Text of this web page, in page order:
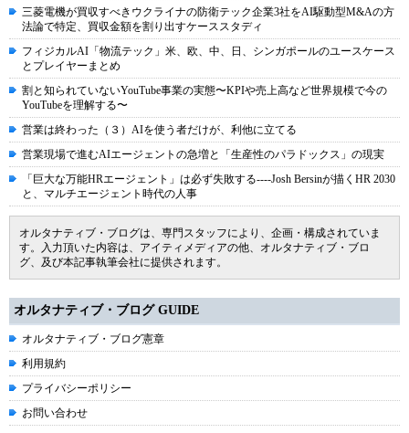
三菱電機が買収すべきウクライナの防衛テック企業3社をAI駆動型M&Aの方
法論で特定、買収金額を割り出すケーススタディ
フィジカルAI「物流テック」米、欧、中、日、シンガポールのユースケース
とプレイヤーまとめ
割と知られていないYouTube事業の実態〜KPIや売上高など世界規模で今の
YouTubeを理解する〜
営業は終わった（３）AIを使う者だけが、利他に立てる
営業現場で進むAIエージェントの急増と「生産性のパラドックス」の現実
「巨大な万能HRエージェント」は必ず失敗する----Josh Bersinが描くHR 2030
と、マルチエージェント時代の人事
オルタナティブ・ブログは、専門スタッフにより、企画・構成されていま
す。入力頂いた内容は、アイティメディアの他、オルタナティブ・ブロ
グ、及び本記事執筆会社に提供されます。
オルタナティブ・ブログ GUIDE
オルタナティブ・ブログ憲章
利用規約
プライバシーポリシー
お問い合わせ